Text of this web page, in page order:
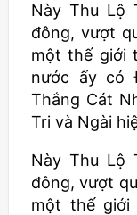
Này Thu Lộ
đông, vượt
một thế giới
nước ấy có
Thắng Cát
Tri và Ngài
Này Thu Lộ
đông, vượt
một thế giới